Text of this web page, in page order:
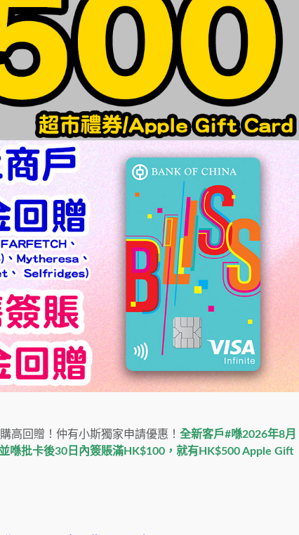
高回贈！仲有小斯獨家申請優惠！ 全新客戶#喺2026年8月
喺批卡後30日內簽賬滿HK$100，就有HK$500 Apple Gift